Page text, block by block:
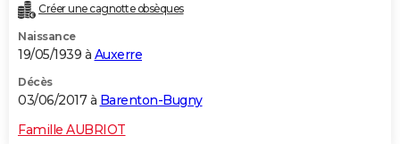
Créer une cagnotte obsèques
Naissance
19/05/1939 à Auxerre
Décès
03/06/2017 à Barenton-Bugny
Famille AUBRIOT